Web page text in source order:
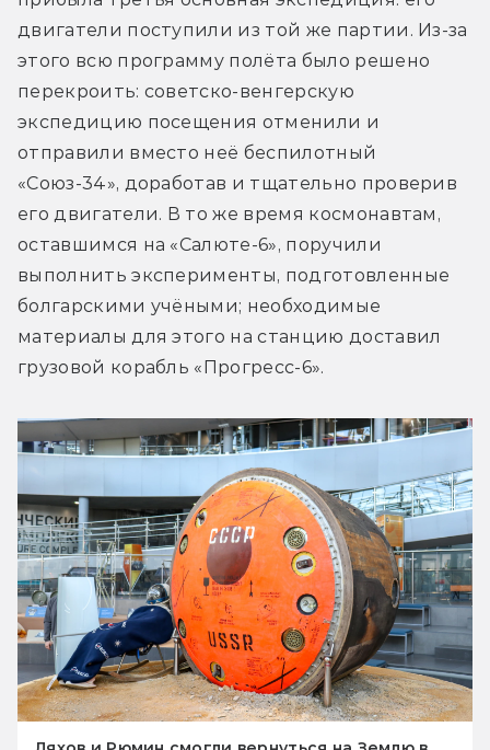
двигатели поступили из той же партии. Из-за
этого всю программу полёта было решено
перекроить: советско-венгерскую
экспедицию посещения отменили и
отправили вместо неё беспилотный
«Союз-34», доработав и тщательно проверив
его двигатели. В то же время космонавтам,
оставшимся на «Салюте-6», поручили
выполнить эксперименты, подготовленные
болгарскими учёными; необходимые
материалы для этого на станцию доставил
грузовой корабль «Прогресс-6».